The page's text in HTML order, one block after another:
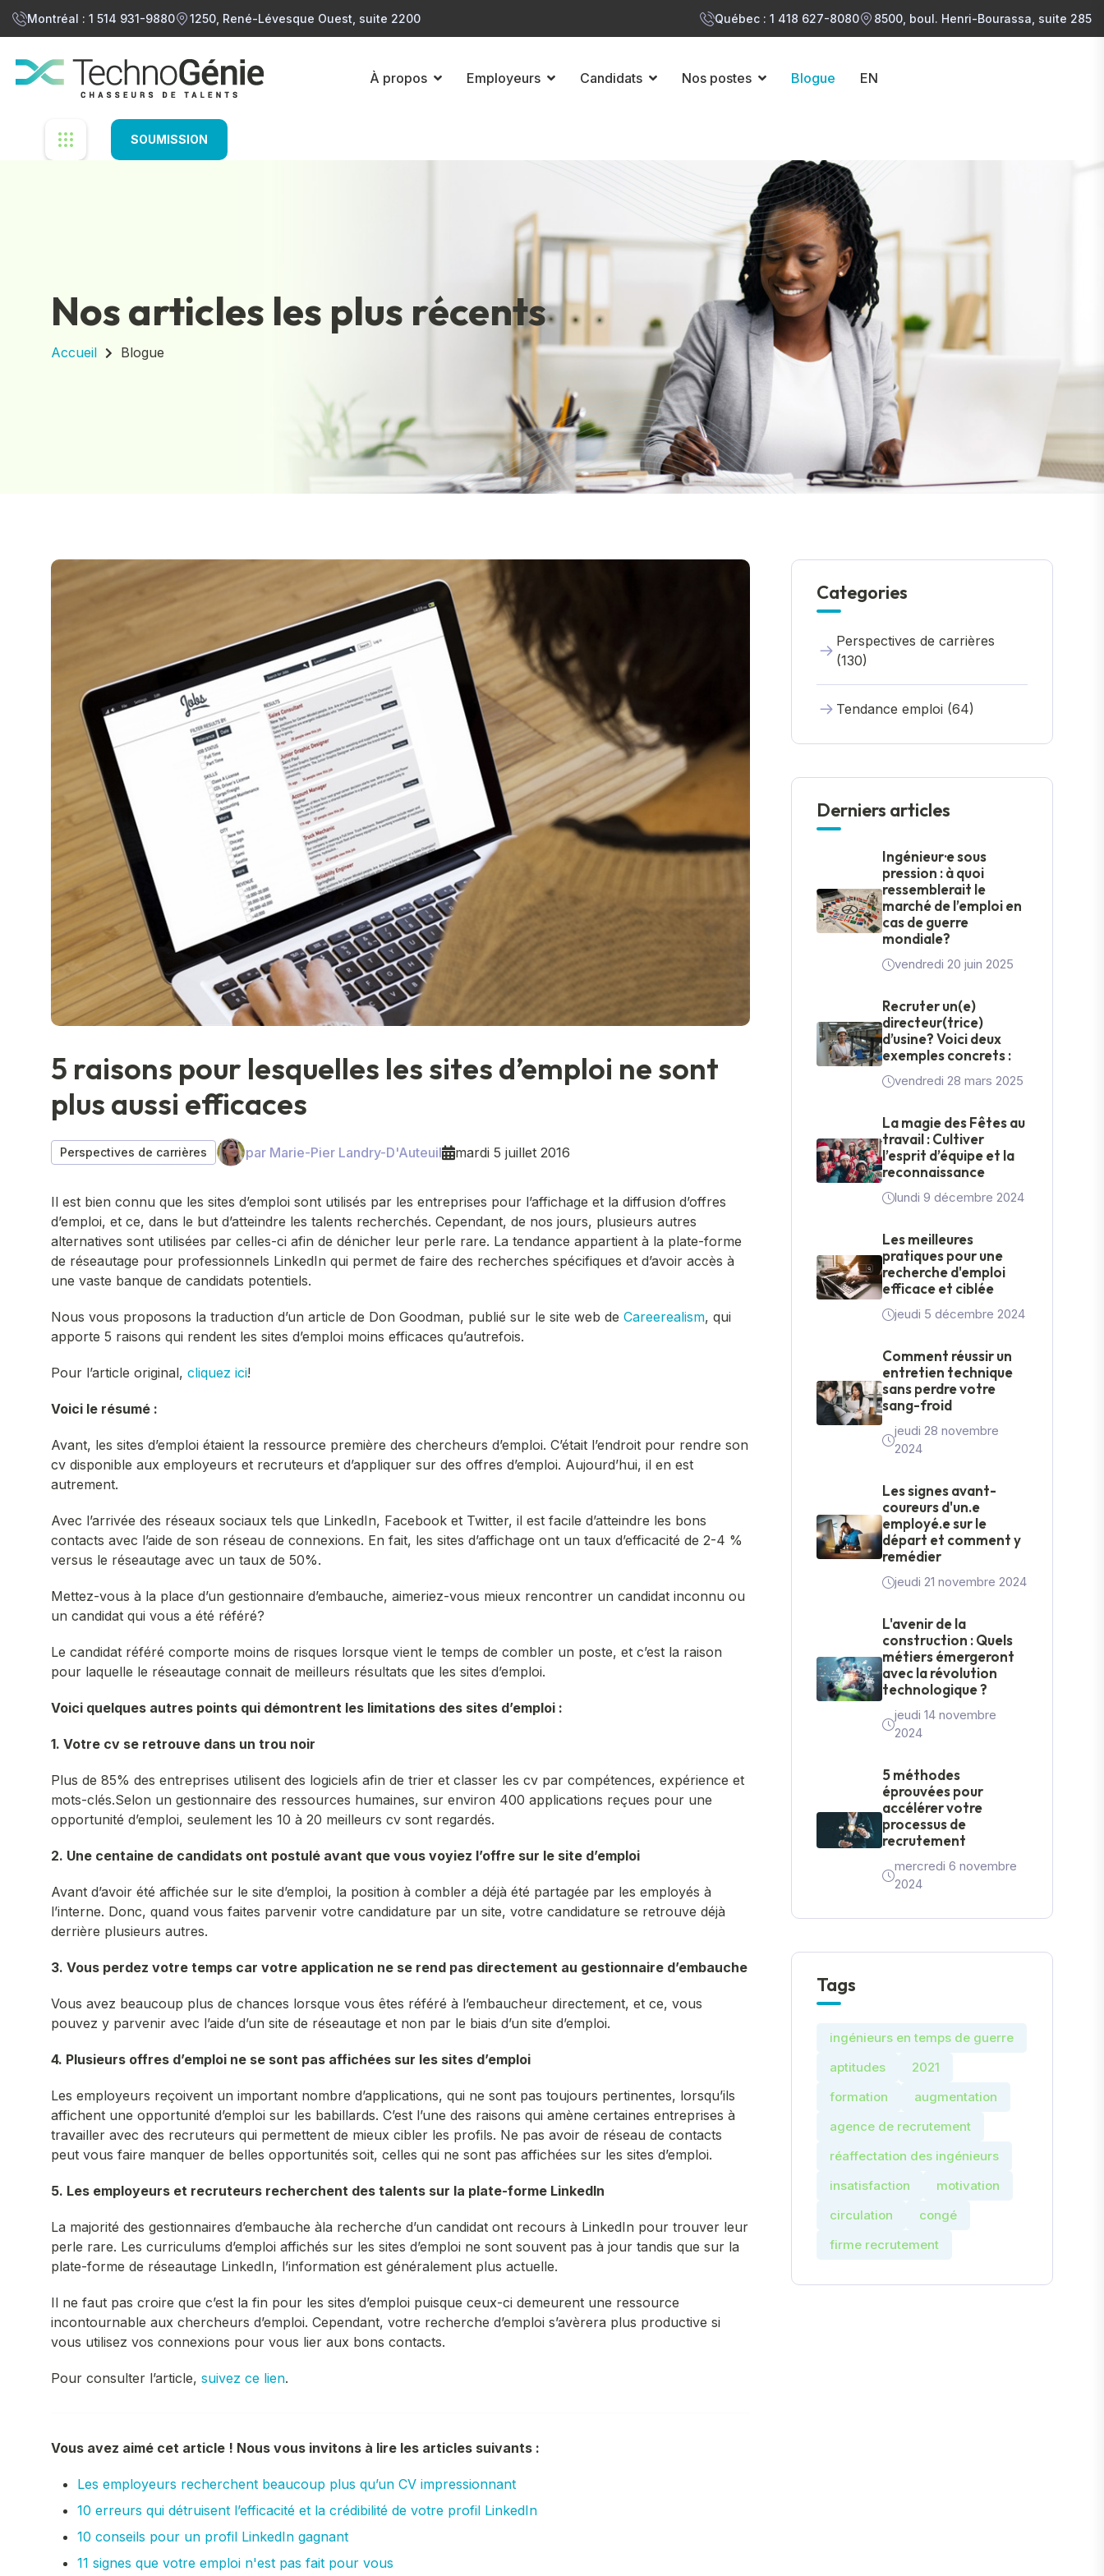
Montréal : 1 514 931-9880 1250, René-Lévesque Ouest, suite 2200 Québec : 1 418 627-8080 8500, boul. Henri-Bourassa, suite 285
À propos Employeurs Candidats Nos postes Blogue EN
SOUMISSION
Nos articles les plus récents
Accueil Blogue
5 raisons pour lesquelles les sites d’emploi ne sont
plus aussi efficaces
Perspectives de carrières par Marie-Pier Landry-D'Auteuil mardi 5 juillet 2016
Il est bien connu que les sites d’emploi sont utilisés par les entreprises pour l’affichage et la diffusion d’offres
d’emploi, et ce, dans le but d’atteindre les talents recherchés. Cependant, de nos jours, plusieurs autres
alternatives sont utilisées par celles-ci afin de dénicher leur perle rare. La tendance appartient à la plate-forme
de réseautage pour professionnels LinkedIn qui permet de faire des recherches spécifiques et d’avoir accès à
une vaste banque de candidats potentiels.
Nous vous proposons la traduction d’un article de Don Goodman, publié sur le site web de Careerealism, qui
apporte 5 raisons qui rendent les sites d’emploi moins efficaces qu’autrefois.
Pour l’article original, cliquez ici!
Voici le résumé :
Avant, les sites d’emploi étaient la ressource première des chercheurs d’emploi. C’était l’endroit pour rendre son
cv disponible aux employeurs et recruteurs et d’appliquer sur des offres d’emploi. Aujourd’hui, il en est
autrement.
Avec l’arrivée des réseaux sociaux tels que LinkedIn, Facebook et Twitter, il est facile d’atteindre les bons
contacts avec l’aide de son réseau de connexions. En fait, les sites d’affichage ont un taux d’efficacité de 2-4 %
versus le réseautage avec un taux de 50%.
Mettez-vous à la place d’un gestionnaire d’embauche, aimeriez-vous mieux rencontrer un candidat inconnu ou
un candidat qui vous a été référé?
Le candidat référé comporte moins de risques lorsque vient le temps de combler un poste, et c’est la raison
pour laquelle le réseautage connait de meilleurs résultats que les sites d’emploi.
Voici quelques autres points qui démontrent les limitations des sites d’emploi :
1. Votre cv se retrouve dans un trou noir
Plus de 85% des entreprises utilisent des logiciels afin de trier et classer les cv par compétences, expérience et
mots-clés.Selon un gestionnaire des ressources humaines, sur environ 400 applications reçues pour une
opportunité d’emploi, seulement les 10 à 20 meilleurs cv sont regardés.
2. Une centaine de candidats ont postulé avant que vous voyiez l’offre sur le site d’emploi
Avant d’avoir été affichée sur le site d’emploi, la position à combler a déjà été partagée par les employés à
l’interne. Donc, quand vous faites parvenir votre candidature par un site, votre candidature se retrouve déjà
derrière plusieurs autres.
3. Vous perdez votre temps car votre application ne se rend pas directement au gestionnaire d’embauche
Vous avez beaucoup plus de chances lorsque vous êtes référé à l’embaucheur directement, et ce, vous
pouvez y parvenir avec l’aide d’un site de réseautage et non par le biais d’un site d’emploi.
4. Plusieurs offres d’emploi ne se sont pas affichées sur les sites d’emploi
Les employeurs reçoivent un important nombre d’applications, qui ne sont pas toujours pertinentes, lorsqu’ils
affichent une opportunité d’emploi sur les babillards. C’est l’une des raisons qui amène certaines entreprises à
travailler avec des recruteurs qui permettent de mieux cibler les profils. Ne pas avoir de réseau de contacts
peut vous faire manquer de belles opportunités soit, celles qui ne sont pas affichées sur les sites d’emploi.
5. Les employeurs et recruteurs recherchent des talents sur la plate-forme LinkedIn
La majorité des gestionnaires d’embauche àla recherche d’un candidat ont recours à LinkedIn pour trouver leur
perle rare. Les curriculums d’emploi affichés sur les sites d’emploi ne sont souvent pas à jour tandis que sur la
plate-forme de réseautage LinkedIn, l’information est généralement plus actuelle.
Il ne faut pas croire que c’est la fin pour les sites d’emploi puisque ceux-ci demeurent une ressource
incontournable aux chercheurs d’emploi. Cependant, votre recherche d’emploi s’avèrera plus productive si
vous utilisez vos connexions pour vous lier aux bons contacts.
Pour consulter l’article, suivez ce lien.
Vous avez aimé cet article ! Nous vous invitons à lire les articles suivants :
Les employeurs recherchent beaucoup plus qu’un CV impressionnant
10 erreurs qui détruisent l’efficacité et la crédibilité de votre profil LinkedIn
10 conseils pour un profil LinkedIn gagnant
11 signes que votre emploi n'est pas fait pour vous
Categories
Perspectives de carrières
(130)
Tendance emploi (64)
Derniers articles
Ingénieur·e sous
pression : à quoi
ressemblerait le
marché de l’emploi en
cas de guerre
mondiale?
vendredi 20 juin 2025
Recruter un(e)
directeur(trice)
d’usine? Voici deux
exemples concrets :
vendredi 28 mars 2025
La magie des Fêtes au
travail : Cultiver
l’esprit d’équipe et la
reconnaissance
lundi 9 décembre 2024
Les meilleures
pratiques pour une
recherche d'emploi
efficace et ciblée
jeudi 5 décembre 2024
Comment réussir un
entretien technique
sans perdre votre
sang-froid
jeudi 28 novembre
2024
Les signes avant-
coureurs d'un.e
employé.e sur le
départ et comment y
remédier
jeudi 21 novembre 2024
L'avenir de la
construction : Quels
métiers émergeront
avec la révolution
technologique ?
jeudi 14 novembre
2024
5 méthodes
éprouvées pour
accélérer votre
processus de
recrutement
mercredi 6 novembre
2024
Tags
ingénieurs en temps de guerre
aptitudes
2021
formation
augmentation
agence de recrutement
réaffectation des ingénieurs
insatisfaction
motivation
circulation
congé
firme recrutement